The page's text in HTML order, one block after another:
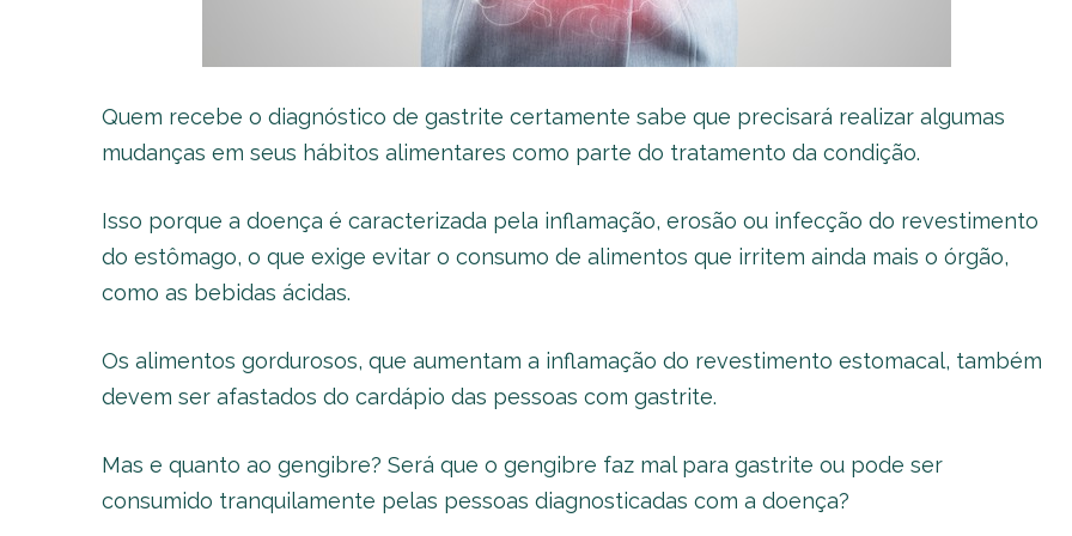
Quem recebe o diagnóstico de gastrite certamente sabe que precisará realizar algumas
mudanças em seus hábitos alimentares como parte do tratamento da condição.
Isso porque a doença é caracterizada pela inflamação, erosão ou infecção do revestimento
do estômago, o que exige evitar o consumo de alimentos que irritem ainda mais o órgão,
como as bebidas ácidas.
Os alimentos gordurosos, que aumentam a inflamação do revestimento estomacal, também
devem ser afastados do cardápio das pessoas com gastrite.
Mas e quanto ao gengibre? Será que o gengibre faz mal para gastrite ou pode ser
consumido tranquilamente pelas pessoas diagnosticadas com a doença?